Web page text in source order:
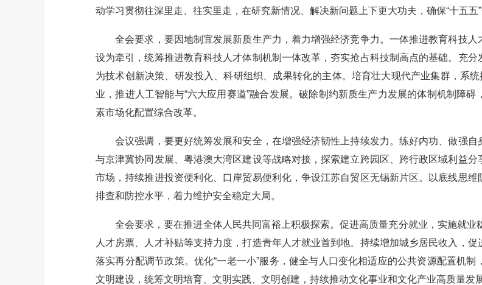
动学习贯彻往深里走、往实里走，在研究新情况、解决新问题上下更大功夫，确保“十五五”
全会要求，要因地制宜发展新质生产力，着力增强经济竞争力。一体推进教育科技人
设为牵引，统筹推进教育科技人才体制机制一体改革，夯实抢占科技制高点的基础。充
为技术创新决策、研发投入、科研组织、成果转化的主体。培育壮大现代产业集群，系
业，推进人工智能与“六大应用赛道”融合发展。破除制约新质生产力发展的体制机制障
素市场化配置综合改革。
会议强调，要更好统筹发展和安全，在增强经济韧性上持续发力。练好内功、做强自
与京津冀协同发展、粤港澳大湾区建设等战略对接，探索建立跨园区、跨行政区域利益
市场，持续推进投资便利化、口岸贸易便利化，争设江苏自贸区无锡新片区。以底线思
排查和防控水平，着力维护安全稳定大局。
全会要求，要在推进全体人民共同富裕上积极探索。促进高质量充分就业，实施就业
人才房票、人才补贴等支持力度，打造青年人才就业首到地。持续增加城乡居民收入，
落实再分配调节政策。优化“一老一小”服务，健全与人口变化相适应的公共资源配置机
文明建设，统筹文明培育、文明实践、文明创建，持续推动文化事业和文化产业高质量发